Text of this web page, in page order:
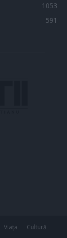
1053
591
Viața
Cultură